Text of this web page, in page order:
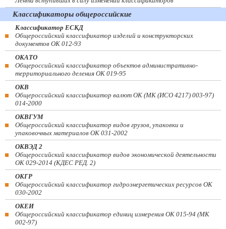
Классификаторы общероссийские
Классификатор ЕСКД
Общероссийский классификатор изделий и конструкторских
документов ОК 012-93
ОКАТО
Общероссийский классификатор объектов административно-
территориального деления ОК 019-95
ОКВ
Общероссийский классификатор валют ОК (МК (ИСО 4217) 003-97)
014-2000
ОКВГУМ
Общероссийский классификатор видов грузов, упаковки и
упаковочных материалов ОК 031-2002
ОКВЭД 2
Общероссийский классификатор видов экономической деятельности
ОК 029-2014 (КДЕС РЕД. 2)
ОКГР
Общероссийский классификатор гидроэнергетических ресурсов ОК
030-2002
ОКЕИ
Общероссийский классификатор единиц измерения ОК 015-94 (МК
002-97)